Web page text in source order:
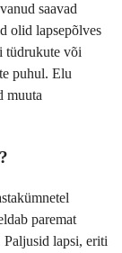
saavad
olid lapsepõlves
tüdrukute või
puhul. Elu
muuta
paremat
lapsi, eriti